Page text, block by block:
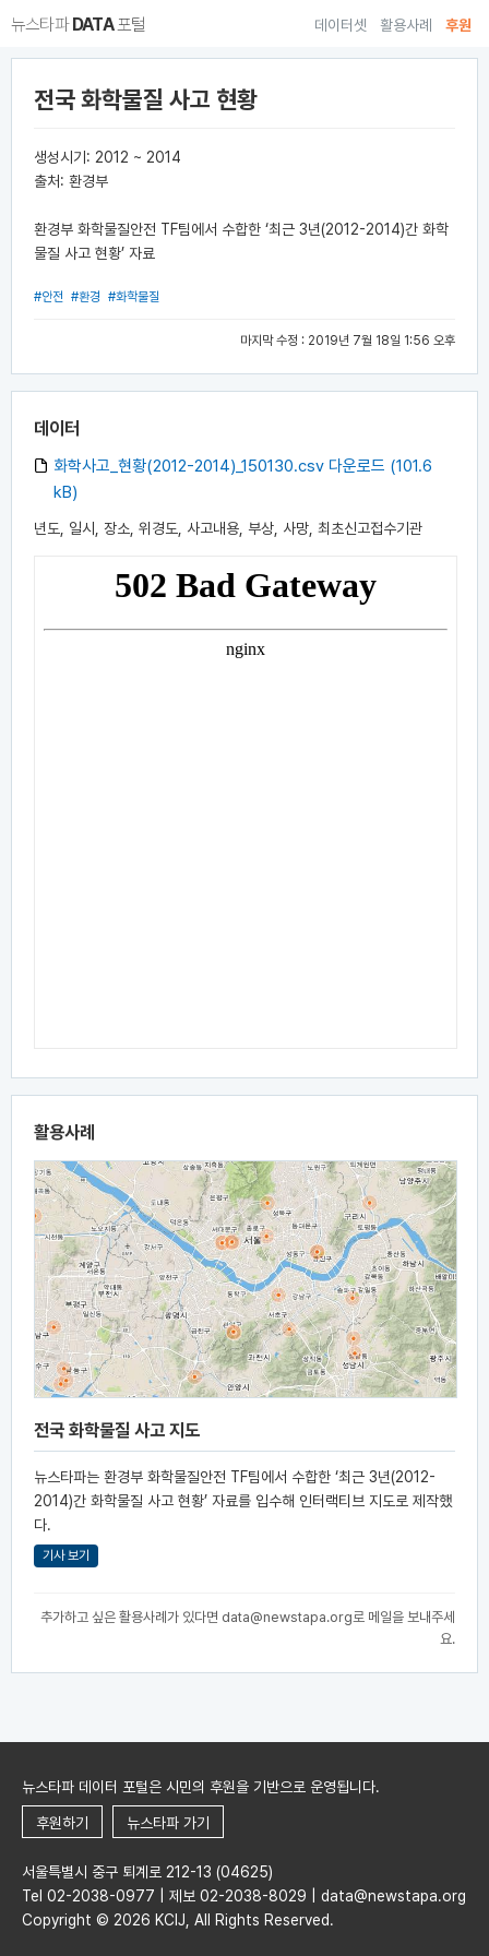
뉴스타파DATA포털 데이터셋 활용사례 후원
전국 화학물질 사고 현황
생성시기: 2012 ~ 2014
출처: 환경부
환경부 화학물질안전 TF팀에서 수합한 ‘최근 3년(2012-2014)간 화학
물질 사고 현황’ 자료
#안전 #환경 #화학물질
마지막 수정 : 2019년 7월 18일 1:56 오후
데이터
화학사고_현황(2012-2014)_150130.csv 다운로드 (101.6
kB)
년도, 일시, 장소, 위경도, 사고내용, 부상, 사망, 최초신고접수기관
활용사례
전국 화학물질 사고 지도
뉴스타파는 환경부 화학물질안전 TF팀에서 수합한 ‘최근 3년(2012-
2014)간 화학물질 사고 현황’ 자료를 입수해 인터랙티브 지도로 제작했
다.
기사 보기
추가하고 싶은 활용사례가 있다면 data@newstapa.org 로 메일을 보내주세
요.
뉴스타파 데이터 포털은 시민의 후원을 기반으로 운영됩니다.
후원하기 뉴스타파 가기
서울특별시 중구 퇴계로 212-13 (04625)
Tel 02-2038-0977 | 제보 02-2038-8029 | data@newstapa.org
Copyright © 2026 KCIJ, All Rights Reserved.